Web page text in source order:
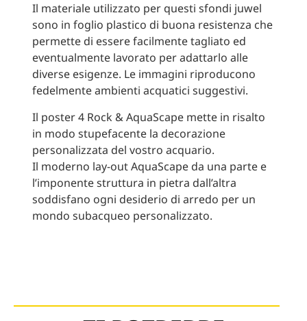
Il materiale utilizzato per questi sfondi juwel
sono in foglio plastico di buona resistenza che
permette di essere facilmente tagliato ed
eventualmente lavorato per adattarlo alle
diverse esigenze. Le immagini riproducono
fedelmente ambienti acquatici suggestivi.
Il poster 4 Rock & AquaScape mette in risalto
in modo stupefacente la decorazione
personalizzata del vostro acquario.
Il moderno lay-out AquaScape da una parte e
l’imponente struttura in pietra dall’altra
soddisfano ogni desiderio di arredo per un
mondo subacqueo personalizzato.